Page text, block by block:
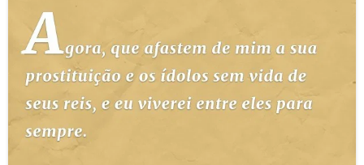
10 MANDAMENTOS
ESTUDOS BÍBLICOS
ESBOÇOS DE PREGAÇÃO
TEMAS